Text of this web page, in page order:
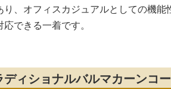
、オフィスカジュアルとしての機能
できる一着です。
ィショナルバルマカーンコ